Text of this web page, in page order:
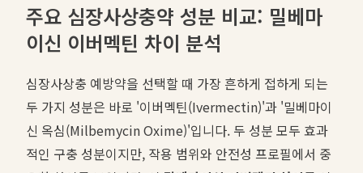
주요 심장사상충약 성분 비교: 밀베마
이신 이버멕틴 차이 분석
심장사상충 예방약을 선택할 때 가장 흔하게 접하게 되는
두 가지 성분은 바로 '이버멕틴(Ivermectin)'과 '밀베마이
신 옥심(Milbemycin Oxime)'입니다. 두 성분 모두 효과
적인 구충 성분이지만, 작용 범위와 안전성 프로필에서 중